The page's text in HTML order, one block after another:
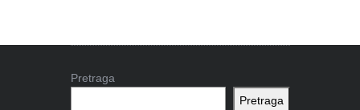
Pretraga
Pretraga